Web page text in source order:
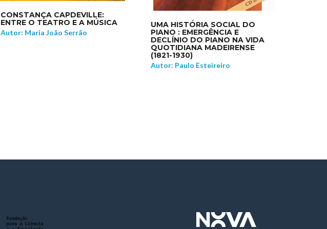
CONSTANÇA CAPDEVILLE:
ENTRE O TEATRO E A MÚSICA
Autor: Maria João Serrão
UMA HISTÓRIA SOCIAL DO
PIANO : EMERGÊNCIA E
DECLÍNIO DO PIANO NA VIDA
QUOTIDIANA MADEIRENSE
(1821-1930)
Autor: Paulo Esteireiro